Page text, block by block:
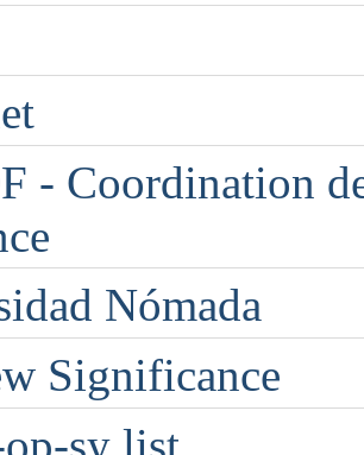
- Coordination
Nómada
Significance